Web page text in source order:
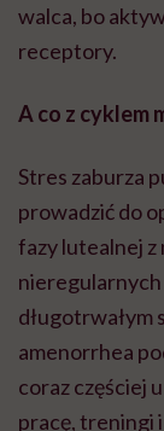
walca, bo
receptory.
A co z cyklem
Stres zaburza
prowadzić do
fazy lutealnej
nieregularnych
długotrwałym
amenorrhea
coraz częściej
pracę, treningi